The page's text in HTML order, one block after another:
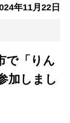
年11月22日
で「りん
加しまし